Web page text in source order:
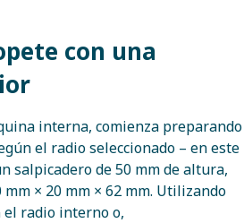
con una
interna, comienza preparando
el radio seleccionado – en este
salpicadero de 50 mm de altura,
× 20 mm × 62 mm. Utilizando
radio interno o,